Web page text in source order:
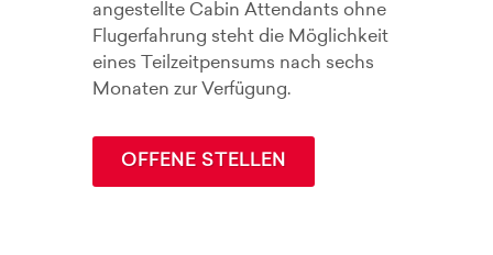
angestellte Cabin Attendants ohne
Flugerfahrung steht die Möglichkeit
eines Teilzeitpensums nach sechs
Monaten zur Verfügung.
OFFENE STELLEN